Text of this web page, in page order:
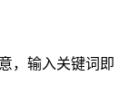
，输入关键词即